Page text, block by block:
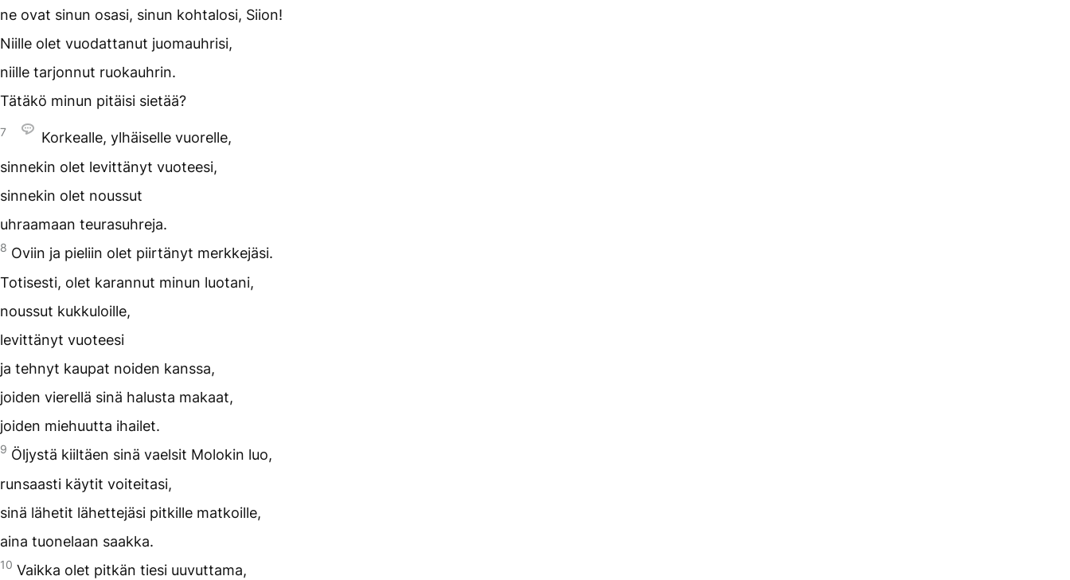
ne ovat sinun osasi, sinun kohtalosi, Siion!
Niille olet vuodattanut juomauhrisi,
niille tarjonnut ruokauhrin.
Tätäkö minun pitäisi sietää?
7
Korkealle, ylhäiselle vuorelle,
sinnekin olet levittänyt vuoteesi,
sinnekin olet noussut
uhraamaan teurasuhreja.
8 Oviin ja pieliin olet piirtänyt merkkejäsi.
Totisesti, olet karannut minun luotani,
noussut kukkuloille,
levittänyt vuoteesi
ja tehnyt kaupat noiden kanssa,
joiden vierellä sinä halusta makaat,
joiden miehuutta ihailet.
9 Öljystä kiiltäen sinä vaelsit Molokin luo,
runsaasti käytit voiteitasi,
sinä lähetit lähettejäsi pitkille matkoille,
aina tuonelaan saakka.
10 Vaikka olet pitkän tiesi uuvuttama,